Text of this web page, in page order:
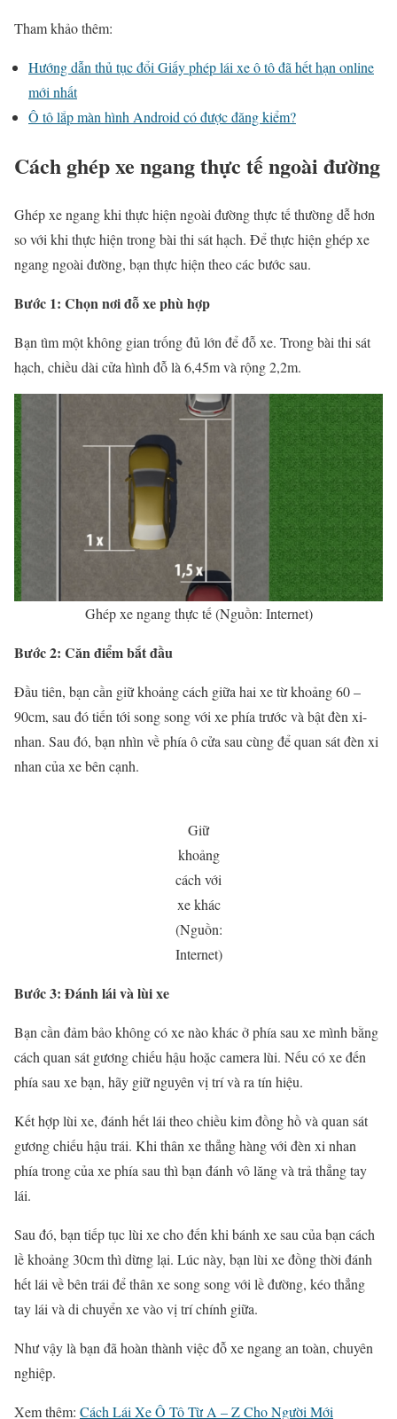
Tham khảo thêm:
Hướng dẫn thủ tục đổi Giấy phép lái xe ô tô đã hết hạn online
mới nhất
Ô tô lắp màn hình Android có được đăng kiểm?
Cách ghép xe ngang thực tế ngoài đường
Ghép xe ngang khi thực hiện ngoài đường thực tế thường dễ hơn
so với khi thực hiện trong bài thi sát hạch. Để thực hiện ghép xe
ngang ngoài đường, bạn thực hiện theo các bước sau.
Bước 1: Chọn nơi đỗ xe phù hợp
Bạn tìm một không gian trống đủ lớn để đỗ xe. Trong bài thi sát
hạch, chiều dài cửa hình đỗ là 6,45m và rộng 2,2m.
Ghép xe ngang thực tế (Nguồn: Internet)
Bước 2: Căn điểm bắt đầu
Đầu tiên, bạn cần giữ khoảng cách giữa hai xe từ khoảng 60 –
90cm, sau đó tiến tới song song với xe phía trước và bật đèn xi-
nhan. Sau đó, bạn nhìn về phía ô cửa sau cùng để quan sát đèn xi
nhan của xe bên cạnh.
Giữ
khoảng
cách với
xe khác
(Nguồn:
Internet)
Bước 3: Đánh lái và lùi xe
Bạn cần đảm bảo không có xe nào khác ở phía sau xe mình bằng
cách quan sát gương chiếu hậu hoặc camera lùi. Nếu có xe đến
phía sau xe bạn, hãy giữ nguyên vị trí và ra tín hiệu.
Kết hợp lùi xe, đánh hết lái theo chiều kim đồng hồ và quan sát
gương chiếu hậu trái. Khi thân xe thẳng hàng với đèn xi nhan
phía trong của xe phía sau thì bạn đánh vô lăng và trả thẳng tay
lái.
Sau đó, bạn tiếp tục lùi xe cho đến khi bánh xe sau của bạn cách
lề khoảng 30cm thì dừng lại. Lúc này, bạn lùi xe đồng thời đánh
hết lái về bên trái để thân xe song song với lề đường, kéo thẳng
tay lái và di chuyển xe vào vị trí chính giữa.
Như vậy là bạn đã hoàn thành việc đỗ xe ngang an toàn, chuyên
nghiệp.
Xem thêm: Cách Lái Xe Ô Tô Từ A – Z Cho Người Mới